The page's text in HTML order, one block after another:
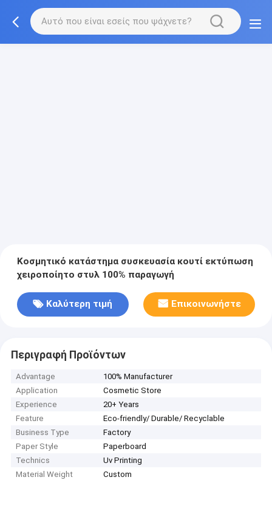
Κοσμητικό κατάστημα συσκευασία κουτί εκτύπωση
χειροποίητο στυλ 100% παραγωγή
Καλύτερη τιμή Επικοινωνήστε
Περιγραφή Προϊόντων
Advantage
100% Manufacturer
Application
Cosmetic Store
Experience
20+ Years
Feature
Eco-friendly/ Durable/ Recyclable
Business Type
Factory
Paper Style
Paperboard
Technics
Uv Printing
Material Weight
Custom